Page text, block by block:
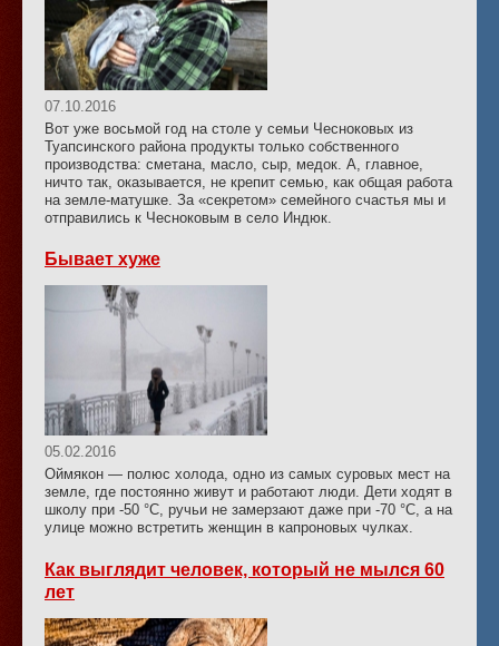
07.10.2016
Вот уже восьмой год на столе у семьи Чесноковых из
Туапсинского района продукты только собственного
производства: сметана, масло, сыр, медок. А, главное,
ничто так, оказывается, не крепит семью, как общая работа
на земле-матушке. За «секретом» семейного счастья мы и
отправились к Чесноковым в село Индюк.
Бывает хуже
05.02.2016
Оймякон — полюс холода, одно из самых суровых мест на
земле, где постоянно живут и работают люди. Дети ходят в
школу при -50 °C, ручьи не замерзают даже при -70 °C, а на
улице можно встретить женщин в капроновых чулках.
Как выглядит человек, который не мылся 60
лет